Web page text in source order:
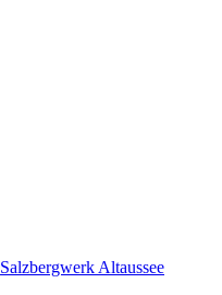
Salzbergwerk Altaussee